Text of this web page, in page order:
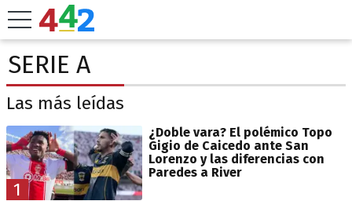
SERIE A
Las más leídas
1
¿Doble vara? El polémico Topo
Gigio de Caicedo ante San
Lorenzo y las diferencias con
Paredes a River